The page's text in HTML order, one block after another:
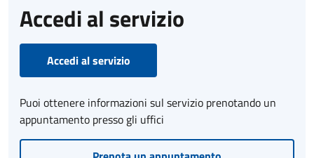
Accedi al servizio
Accedi al servizio
Puoi ottenere informazioni sul servizio prenotando un
appuntamento presso gli uffici